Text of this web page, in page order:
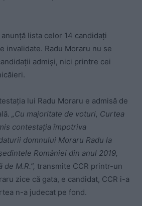
anunță lista celor 14 candidați
invalidate. Radu Moraru nu se
admiși, nici printre cei
lui Radu Moraru e admisă de
„Cu majoritate de voturi, Curtea
contestația împotriva
domnului Moraru Radu la
României din anul 2019,
M.R.”, transmite CCR printr-un
zice că gata, e candidat, CCR i-a
n-a judecat pe fond.